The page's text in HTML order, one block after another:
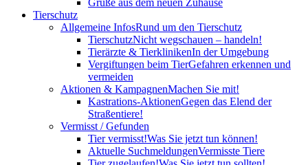
Grüße aus dem neuen Zuhause
Tierschutz
Allgemeine InfosRund um den Tierschutz
TierschutzNicht wegschauen – handeln!
Tierärzte & TierklinikenIn der Umgebung
Vergiftungen beim TierGefahren erkennen und
vermeiden
Aktionen & KampagnenMachen Sie mit!
Kastrations-AktionenGegen das Elend der
Straßentiere!
Vermisst / Gefunden
Tier vermisst!Was Sie jetzt tun können!
Aktuelle SuchmeldungenVermisste Tiere